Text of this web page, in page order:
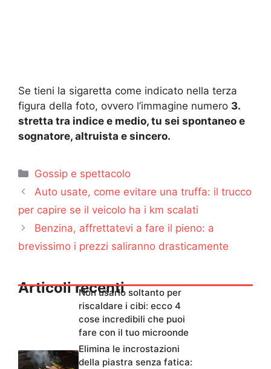
Se tieni la sigaretta come indicato nella terza
figura della foto, ovvero l’immagine numero 3.
stretta tra indice e medio, tu sei spontaneo e
sognatore, altruista e sincero.
Categorie
Gossip e spettacolo
Auto usate, come evitare una truffa: il trucco
per capire se il veicolo ha i km scalati
Benzina, affrettatevi a fare il pieno: a
brevissimo i prezzi saliranno drasticamente
Articoli recentiNon usarlo soltanto per
riscaldare i cibi: ecco 4
cose incredibili che puoi
fare con il tuo microonde
Elimina le incrostazioni
della piastra senza fatica: